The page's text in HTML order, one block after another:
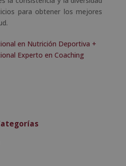
para obtener los mejores
en Nutrición Deportiva +
Experto en Coaching